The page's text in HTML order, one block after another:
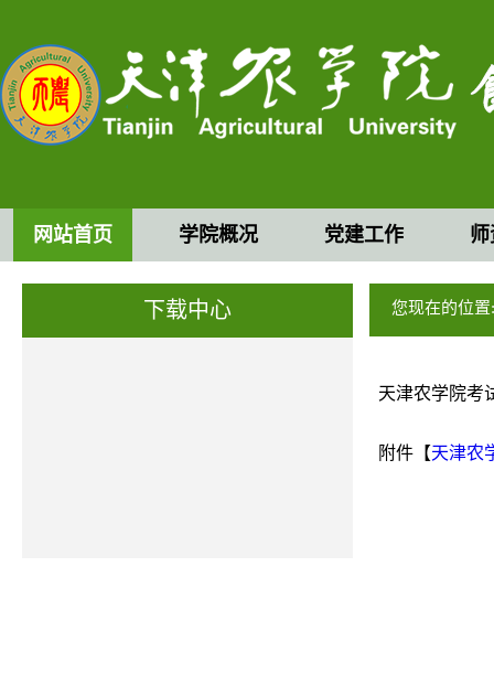
网站首页 学院概况 党建工作
下载中心 您现在的位
天津农学院考
附件【天津农